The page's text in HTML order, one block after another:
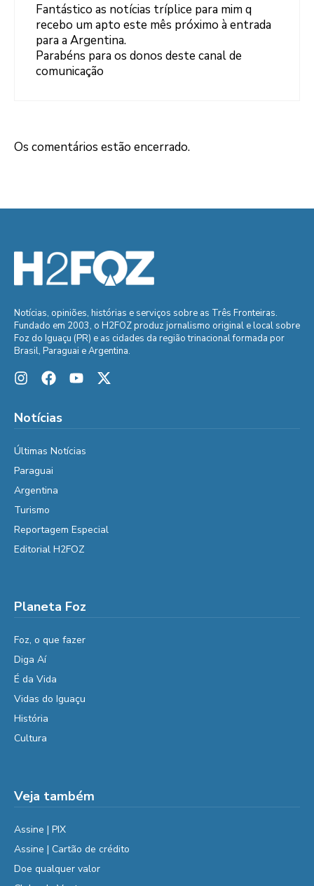
Fantástico as notícias tríplice para mim q
recebo um apto este mês próximo à entrada
para a Argentina.
Parabéns para os donos deste canal de
comunicação
Os comentários estão encerrado.
Notícias, opiniões, histórias e serviços sobre as Três Fronteiras.
Fundado em 2003, o H2FOZ produz jornalismo original e local sobre
Foz do Iguaçu (PR) e as cidades da região trinacional formada por
Brasil, Paraguai e Argentina.
Notícias
Últimas Notícias
Paraguai
Argentina
Turismo
Reportagem Especial
Editorial H2FOZ
Planeta Foz
Foz, o que fazer
Diga Aí
É da Vida
Vidas do Iguaçu
História
Cultura
Veja também
Assine | PIX
Assine | Cartão de crédito
Doe qualquer valor